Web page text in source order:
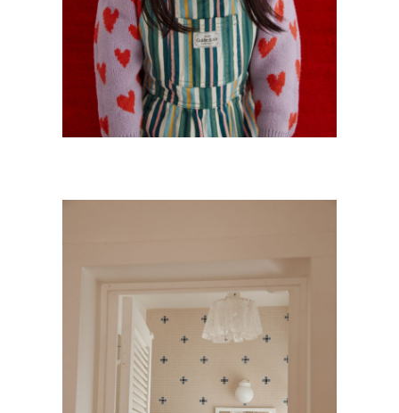
MINOIS PARIS COLLECTION FEMME